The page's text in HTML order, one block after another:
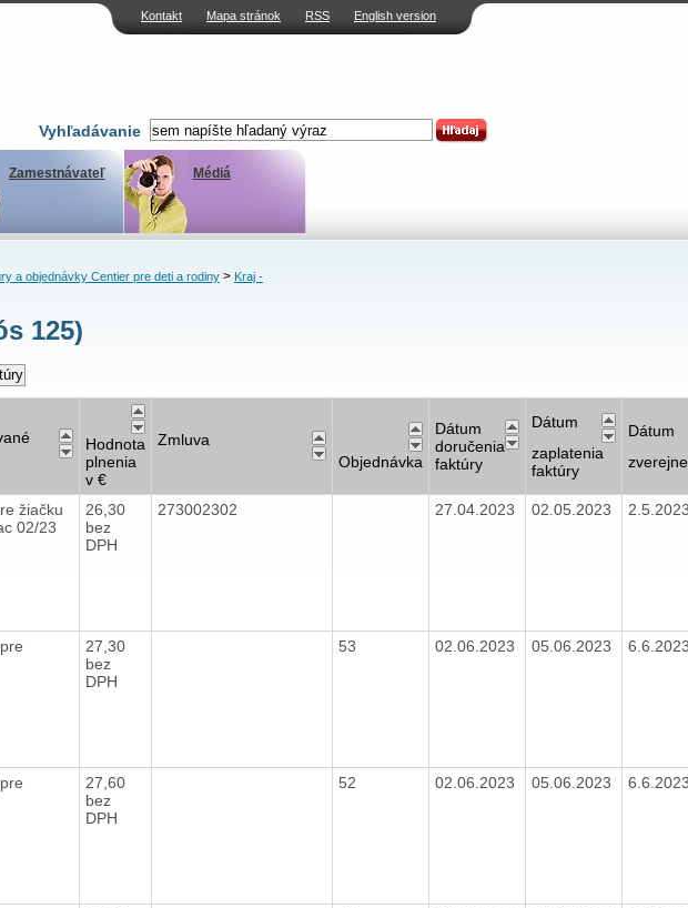
Kontakt Mapa stránok RSS English version
Vyhľadávanie
Zamestnávateľ Médiá
a objednávky Centier pre deti a rodiny> Kraj -
125)
Hodnota
plnenia
v €
Zmluva
Objednávka
Dátum
doručenia
faktúry
Dátum
zaplatenia
faktúry
Dátum
žiačku
02/23
26,30
bez
DPH
273002302 27.04.2023 02.05.2023
27,30
bez
DPH
53 02.06.2023 05.06.2023
27,60
bez
DPH
52 02.06.2023 05.06.2023